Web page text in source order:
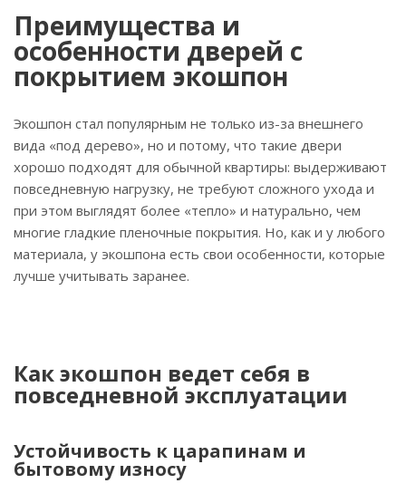
Преимущества и
особенности дверей с
покрытием экошпон
Экошпон стал популярным не только из-за внешнего
вида «под дерево», но и потому, что такие двери
хорошо подходят для обычной квартиры: выдерживают
повседневную нагрузку, не требуют сложного ухода и
при этом выглядят более «тепло» и натурально, чем
многие гладкие пленочные покрытия. Но, как и у любого
материала, у экошпона есть свои особенности, которые
лучше учитывать заранее.
Как экошпон ведет себя в
повседневной эксплуатации
Устойчивость к царапинам и
бытовому износу